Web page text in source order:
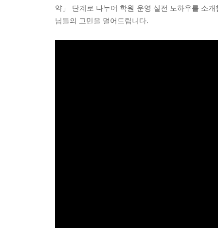
약」 단계로 나누어 학원 운영 실전 노하우를 소
님들의 고민을 덜어드립니다.